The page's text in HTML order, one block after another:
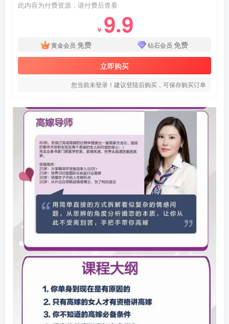
此内容为付费资源，请付费后查看
￥ 9.9
黄金会员 免费 钻石会员 免费
立即购买
您当前未登录！建议登陆后购买，可保存购买订单